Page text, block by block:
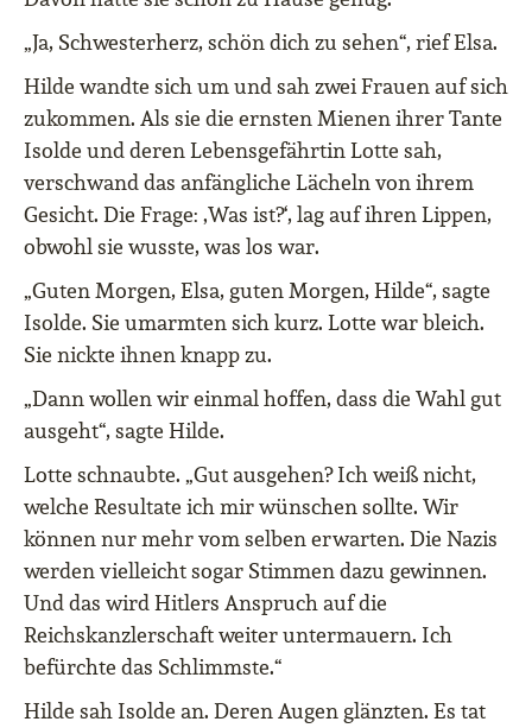
„Ja, Schwesterherz, schön dich zu sehen“, rief Elsa.
Hilde wandte sich um und sah zwei Frauen auf sich
zukommen. Als sie die ernsten Mienen ihrer Tante
Isolde und deren Lebensgefährtin Lotte sah,
verschwand das anfängliche Lächeln von ihrem
Gesicht. Die Frage: ‚Was ist?‘, lag auf ihren Lippen,
obwohl sie wusste, was los war.
„Guten Morgen, Elsa, guten Morgen, Hilde“, sagte
Isolde. Sie umarmten sich kurz. Lotte war bleich.
Sie nickte ihnen knapp zu.
„Dann wollen wir einmal hoffen, dass die Wahl gut
ausgeht“, sagte Hilde.
Lotte schnaubte. „Gut ausgehen? Ich weiß nicht,
welche Resultate ich mir wünschen sollte. Wir
können nur mehr vom selben erwarten. Die Nazis
werden vielleicht sogar Stimmen dazu gewinnen.
Und das wird Hitlers Anspruch auf die
Reichskanzlerschaft weiter untermauern. Ich
befürchte das Schlimmste.“
Hilde sah Isolde an. Deren Augen glänzten. Es tat